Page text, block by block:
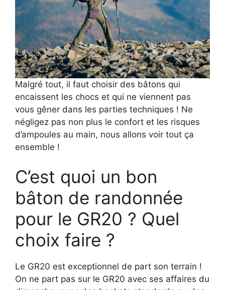
Malgré tout, il faut choisir des bâtons qui
encaissent les chocs et qui ne viennent pas
vous gêner dans les parties techniques ! Ne
négligez pas non plus le confort et les risques
d’ampoules au main, nous allons voir tout ça
ensemble !
C’est quoi un bon
bâton de randonnée
pour le GR20 ? Quel
choix faire ?
Le GR20 est exceptionnel de part son terrain !
On ne part pas sur le GR20 avec ses affaires du